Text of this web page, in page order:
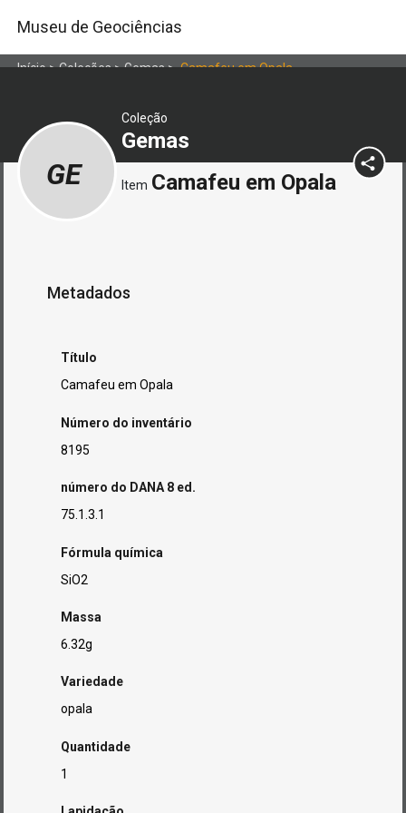
Museu de Geociências
Início>Coleções>Gemas>Camafeu em Opala
Coleção
Gemas
GE Item Camafeu em Opala
Metadados
Título
Camafeu em Opala
Número do inventário
8195
número do DANA 8 ed.
75.1.3.1
Fórmula química
SiO2
Massa
6.32g
Variedade
opala
Quantidade
1